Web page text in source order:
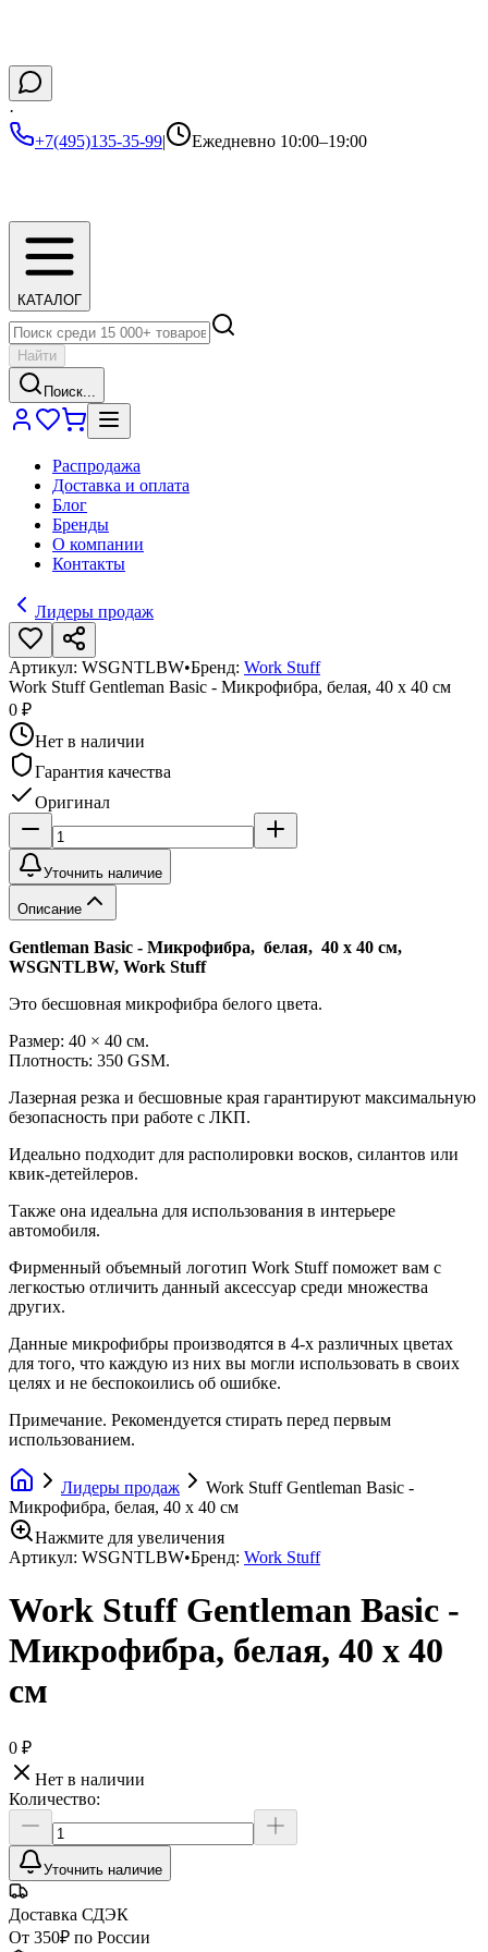
·
+7(495)135-35-99| Ежедневно 10:00–19:00
КАТАЛОГ
Найти
Поиск...
Распродажа
Доставка и оплата
Блог
Бренды
О компании
Контакты
Лидеры продаж
Артикул: WSGNTLBW•Бренд: Work Stuff
Work Stuff Gentleman Basic - Микрофибра, белая, 40 х 40 см
0 ₽
Нет в наличии
Гарантия качества
Оригинал
Уточнить наличие
Описание
Gentleman Basic - Микрофибра, белая, 40 х 40 см,
WSGNTLBW, Work Stuff
Это бесшовная микрофибра белого цвета.
Размер: 40 × 40 см.
Плотность: 350 GSM.
Лазерная резка и бесшовные края гарантируют максимальную
безопасность при работе с ЛКП.
Идеально подходит для располировки восков, силантов или
квик-детейлеров.
Также она идеальна для использования в интерьере
автомобиля.
Фирменный объемный логотип Work Stuff поможет вам с
легкостью отличить данный аксессуар среди множества
других.
Данные микрофибры производятся в 4-х различных цветах
для того, что каждую из них вы могли использовать в своих
целях и не беспокоились об ошибке.
Примечание. Рекомендуется стирать перед первым
использованием.
Лидеры продаж
Work Stuff Gentleman Basic -
Микрофибра, белая, 40 х 40 см
Нажмите для увеличения
Артикул: WSGNTLBW•Бренд: Work Stuff
Work Stuff Gentleman Basic -
Микрофибра, белая, 40 х 40
см
0 ₽
Нет в наличии
Количество:
Уточнить наличие
Доставка СДЭК
От 350₽ по России